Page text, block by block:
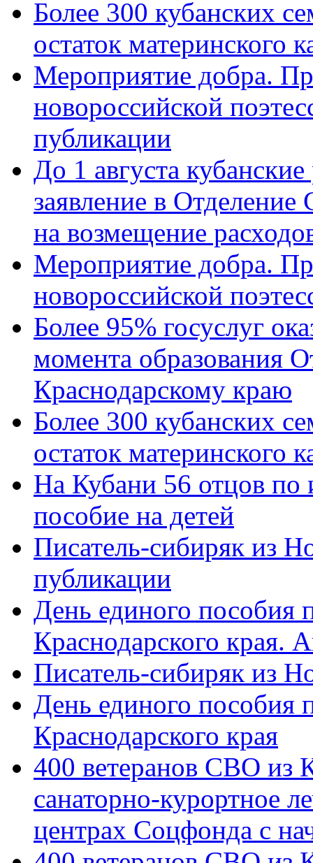
Более 300 кубанских
остаток материнского
Мероприятие добра.
новороссийской
публикации
До 1 августа
заявление в
на возмещение
Мероприятие добра.
новороссийской
Более 95% госуслуг
момента образования
Краснодарскому краю
Более 300 кубанских
остаток материнского
На Кубани 56 отцов по
пособие на детей
Писатель-сибиряк из
публикации
День единого пособия
Краснодарского края.
Писатель-сибиряк из
День единого пособия
Краснодарского края
400 ветеранов СВО из
санаторно-курортное
центрах Соцфонда с